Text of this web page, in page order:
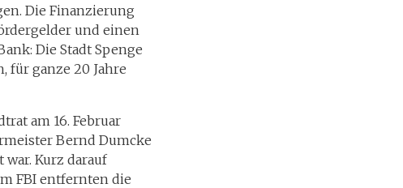
Die Finanzierung
und einen
Die Stadt Spenge
für ganze 20 Jahre
am 16. Februar
Bernd Dumcke
Kurz darauf
FBI entfernten die